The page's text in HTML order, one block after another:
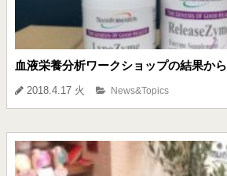
血液栄養分析ワークショップの結果から
2018.4.17 火 News&Topics